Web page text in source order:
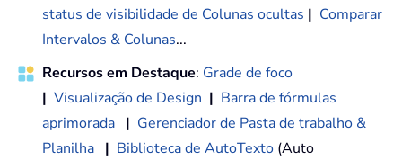
status de visibilidade de Colunas ocultas | Comparar
Intervalos & Colunas...
Recursos em Destaque: Grade de foco
| Visualização de Design | Barra de fórmulas
aprimorada | Gerenciador de Pasta de trabalho &
Planilha | Biblioteca de AutoTexto (Auto